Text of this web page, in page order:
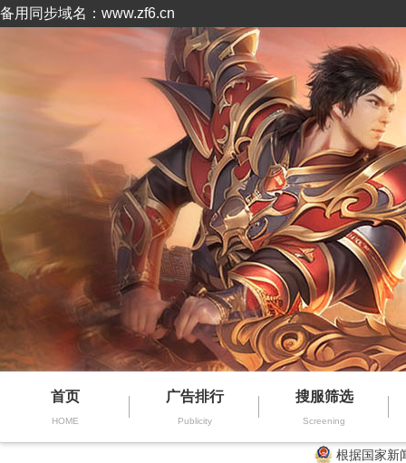
备用同步域名：www.zf6.cn
首页
HOME
广告排行
Publicity
搜服筛选
Screening
根据国家新